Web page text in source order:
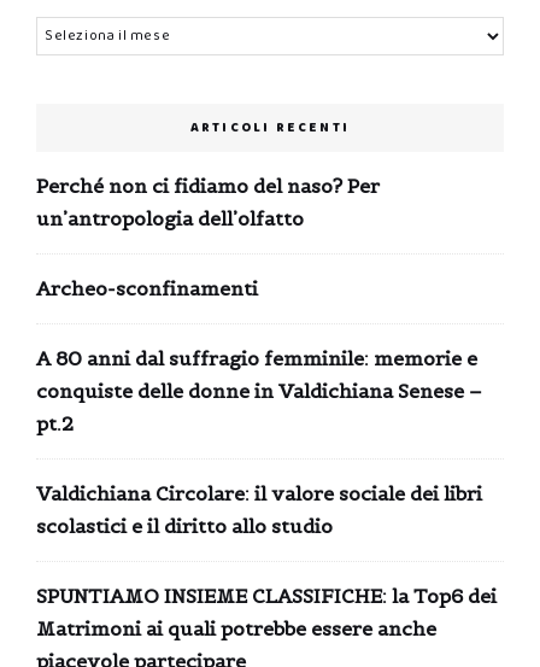
Archivi
ARTICOLI RECENTI
Perché non ci fidiamo del naso? Per
un’antropologia dell’olfatto
Archeo-sconfinamenti
A 80 anni dal suffragio femminile: memorie e
conquiste delle donne in Valdichiana Senese –
pt.2
Valdichiana Circolare: il valore sociale dei libri
scolastici e il diritto allo studio
SPUNTIAMO INSIEME CLASSIFICHE: la Top6 dei
Matrimoni ai quali potrebbe essere anche
piacevole partecipare